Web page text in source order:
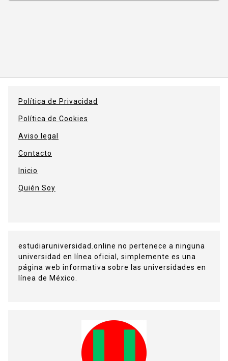
Política de Privacidad
Política de Cookies
Aviso legal
Contacto
Inicio
Quién Soy
estudiaruniversidad.online no pertenece a ninguna
universidad en línea oficial, simplemente es una
página web informativa sobre las universidades en
línea de México.